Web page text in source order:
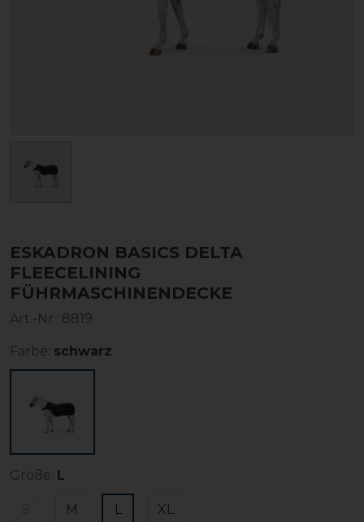
ESKADRON BASICS DELTA
FLEECELINING
FÜHRMASCHINENDECKE
Art.-Nr.: 8819
Farbe: schwarz
Größe: L
M L XL